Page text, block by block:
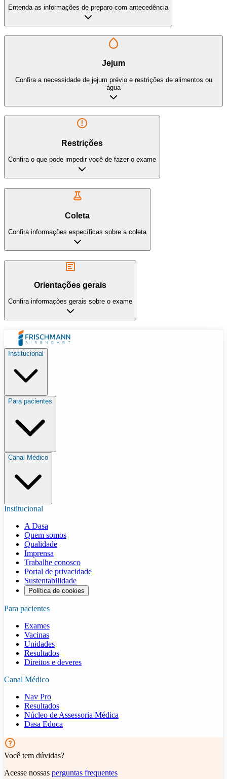
Entenda as informações de preparo com antecedência
Jejum
Confira a necessidade de jejum prévio e restrições de alimentos ou
água
Restrições
Confira o que pode impedir você de fazer o exame
Coleta
Confira informações específicas sobre a coleta
Orientações gerais
Confira informações gerais sobre o exame
Institucional
Para pacientes
Canal Médico
Institucional
A Dasa
Quem somos
Qualidade
Imprensa
Trabalhe conosco
Portal de privacidade
Sustentabilidade
Política de cookies
Para pacientes
Exames
Vacinas
Unidades
Resultados
Direitos e deveres
Canal Médico
Nav Pro
Resultados
Núcleo de Assessoria Médica
Dasa Educa
Você tem dúvidas?
Acesse nossas perguntas frequentes